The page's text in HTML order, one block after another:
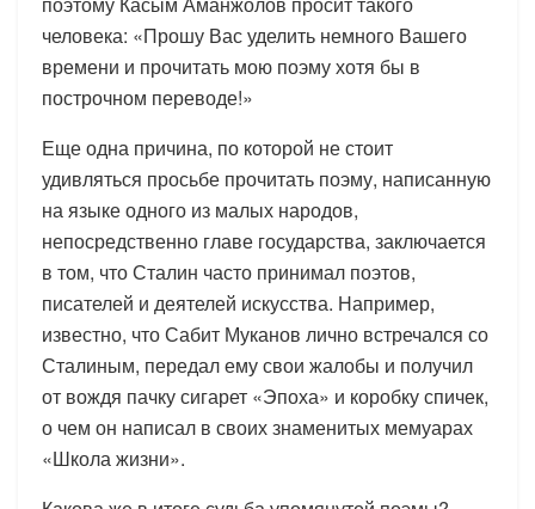
человека: «Прошу Вас уделить немного Вашего
времени и прочитать мою поэму хотя бы в
построчном переводе!»
Еще одна причина, по которой не стоит
удивляться просьбе прочитать поэму, написанную
на языке одного из малых народов,
непосредственно главе государства, заключается
в том, что Сталин часто принимал поэтов,
писателей и деятелей искусства. Например,
известно, что Сабит Муканов лично встречался со
Сталиным, передал ему свои жалобы и получил
от вождя пачку сигарет «Эпоха» и коробку спичек,
о чем он написал в своих знаменитых мемуарах
«Школа жизни».